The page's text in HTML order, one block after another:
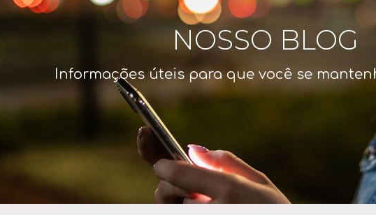
NOSSO BLOG
Informações úteis para que você se